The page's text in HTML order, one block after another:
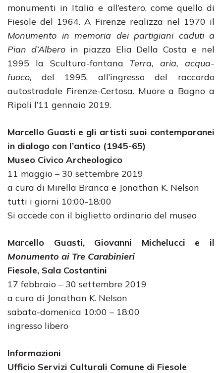
monumenti in Italia e all’estero, come quello di
Fiesole del 1964. A Firenze realizza nel 1970 il
Monumento in memoria dei partigiani caduti a
Pian d’Alberoin piazza Elia Della Costa e nel
1995 la Scultura-fontana Terra, aria, acqua-
fuoco, del 1995, all’ingresso del raccordo
autostradale Firenze-Certosa. Muore a Bagno a
Ripoli l’11 gennaio 2019.
Marcello Guasti e gli artisti suoi contemporanei
in dialogo con l’antico (1945-65)
Museo Civico Archeologico
11 maggio – 30 settembre 2019
a cura di Mirella Branca e Jonathan K. Nelson
tutti i giorni 10:00-18:00
Si accede con il biglietto ordinario del museo
Marcello Guasti, Giovanni Michelucci e il
Monumento ai Tre Carabinieri
Fiesole, Sala Costantini
17 febbraio – 30 settembre 2019
a cura di Jonathan K. Nelson
sabato-domenica 10:00 – 18:00
ingresso libero
Informazioni
Ufficio Servizi Culturali Comune di Fiesole